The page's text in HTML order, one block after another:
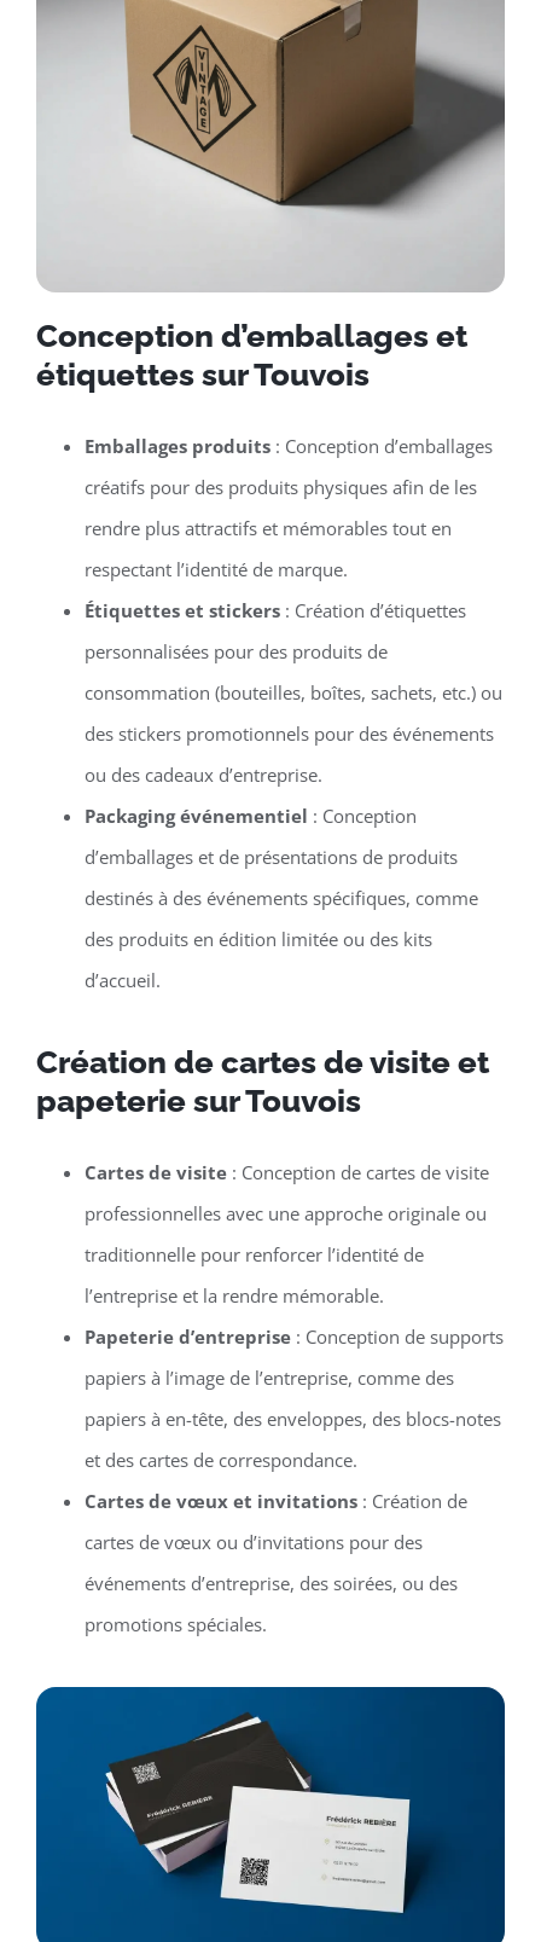
Conception d’emballages et
étiquettes sur Touvois
Emballages produits: Conception d’emballages
créatifs pour des produits physiques afin de les
rendre plus attractifs et mémorables tout en
respectant l’identité de marque.
Étiquettes et stickers: Création d’étiquettes
personnalisées pour des produits de
consommation (bouteilles, boîtes, sachets, etc.) ou
des stickers promotionnels pour des événements
ou des cadeaux d’entreprise.
Packaging événementiel : Conception
d’emballages et de présentations de produits
destinés à des événements spécifiques, comme
des produits en édition limitée ou des kits
d’accueil.
Création de cartes de visite et
papeterie sur Touvois
Cartes de visite: Conception de cartes de visite
professionnelles avec une approche originale ou
traditionnelle pour renforcer l’identité de
l’entreprise et la rendre mémorable.
Papeterie d’entreprise: Conception de supports
papiers à l’image de l’entreprise, comme des
papiers à en-tête, des enveloppes, des blocs-notes
et des cartes de correspondance.
Cartes de vœux et invitations: Création de
cartes de vœux ou d’invitations pour des
événements d’entreprise, des soirées, ou des
promotions spéciales.